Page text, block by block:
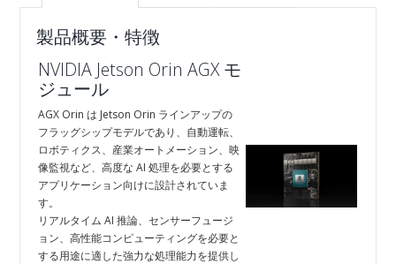
製品概要・特徴
NVIDIA Jetson Orin AGX モ
ジュール
AGX Orin は Jetson Orin ラインアップの
フラッグシップモデルであり、自動運転、
ロボティクス、産業オートメーション、映
像監視など、高度な AI 処理を必要とする
アプリケーション向けに設計されていま
す。
リアルタイム AI 推論、センサーフュージ
ョン、高性能コンピューティングを必要と
する用途に適した強力な処理能力を提供し